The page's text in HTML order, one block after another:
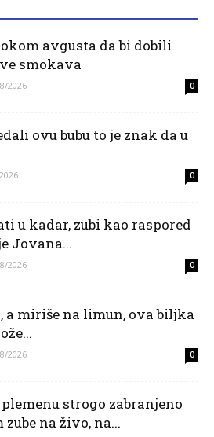
avgusta da bi dobili
smokava
2026 0
ovu bubu to je znak da u
0
u kadar, zubi kao raspored
Jovana...
2026 0
a miriše na limun, ova biljka
2026 0
strogo zabranjeno
na živo, na...